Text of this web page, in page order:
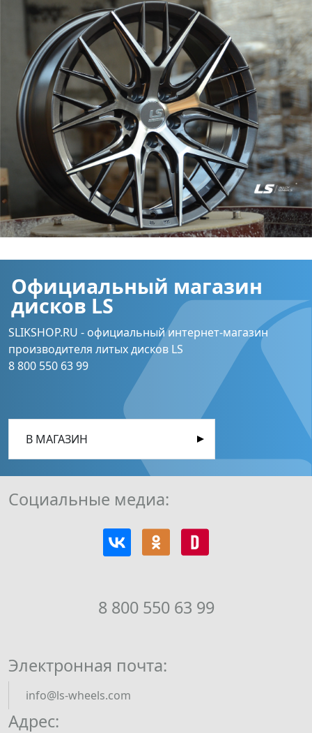
Официальный магазин
дисков LS
SLIKSHOP.RU - официальный интернет-магазин
производителя литых дисков LS
8 800 550 63 99
В МАГАЗИН
Адрес:
8 800 550 63 99
Электронная почта:
info@ls-wheels.com
Социальные медиа: